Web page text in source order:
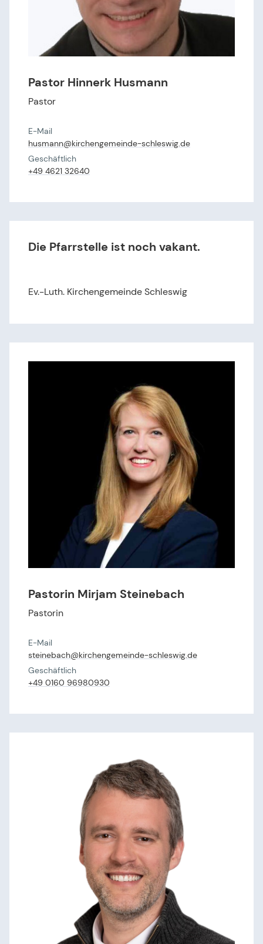
Pastor Hinnerk Husmann
Pastor
E-Mail
husmann@​kirchengemeinde-schleswig.​de
Geschäftlich
+49 4621 32640
Die Pfarrstelle ist noch vakant.
Ev.-Luth. Kirchengemeinde Schleswig
Pastorin Mirjam Steinebach
Pastorin
E-Mail
steinebach@​kirchengemeinde-schleswig.​de
Geschäftlich
+49 0160 96980930